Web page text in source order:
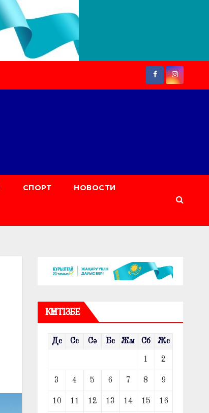
СПОРТ НОВОСТИ
КҮНТІЗБЕ
Дс Сс Сә Бс Жм Сб Жс
1 2
3 4 5 6 7 8 9
10 11 12 13 14 15 16